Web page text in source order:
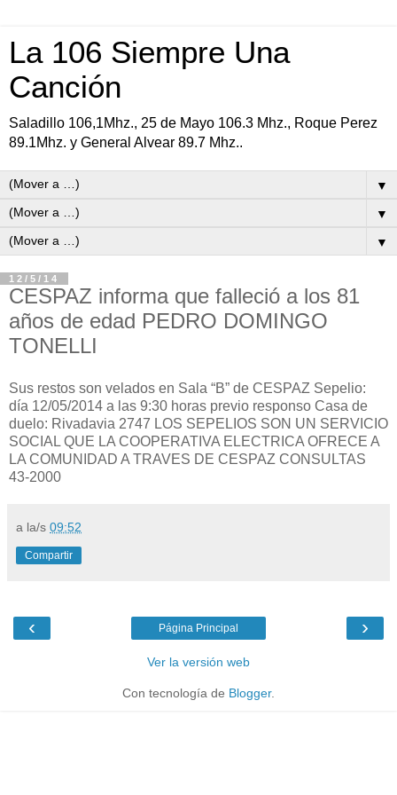
La 106 Siempre Una
Canción
Saladillo 106,1Mhz., 25 de Mayo 106.3 Mhz., Roque Perez
89.1Mhz. y General Alvear 89.7 Mhz..
▼
▼
▼
12/5/14
CESPAZ informa que falleció a los 81
años de edad PEDRO DOMINGO
TONELLI
Sus restos son velados en Sala “B” de CESPAZ Sepelio:
día 12/05/2014 a las 9:30 horas previo responso Casa de
duelo: Rivadavia 2747 LOS SEPELIOS SON UN SERVICIO
SOCIAL QUE LA COOPERATIVA ELECTRICA OFRECE A
LA COMUNIDAD A TRAVES DE CESPAZ CONSULTAS
43-2000
a la/s 09:52
Compartir
‹ ›
Página Principal
Ver la versión web
Con tecnología de Blogger.